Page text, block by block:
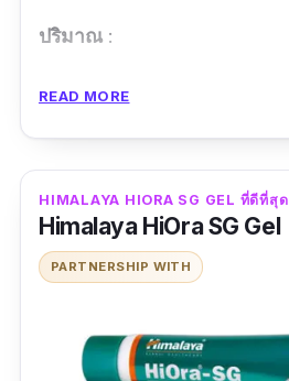
ปริมาณ :
รีวิวจากผู้ใช้จริง
แบรนด์นี้ดีเลิศ
ข้อดี
ปริมาณเยอะ
แผลหายเร็ว
READ MORE
HIMALAYA HIORA SG GEL ที่ดีที่สุด
Himalaya HiOra SG Gel
PARTNERSHIP WITH